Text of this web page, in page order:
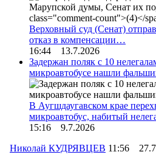
Верховный суд (Сенат)
отказ в компенсации…
16:44 13.7.2026
Задержан поляк с 10
микроавтобусе нашли
В Аугшдаугавском крае
микроавтобус, набитый
15:16 9.7.2026
Николай КУДРЯВЦЕВ 11:56